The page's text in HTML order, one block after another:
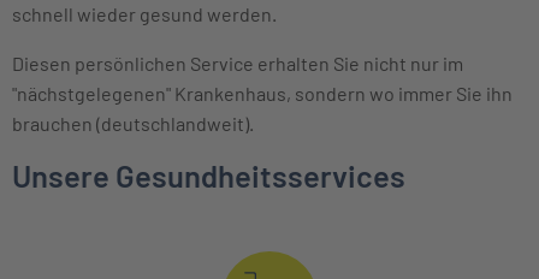
schnell wieder gesund werden.
Diesen persönlichen Service erhalten Sie nicht nur im
"nächstgelegenen" Krankenhaus, sondern wo immer Sie ihn
brauchen (deutschlandweit).
Unsere Gesundheitsservices